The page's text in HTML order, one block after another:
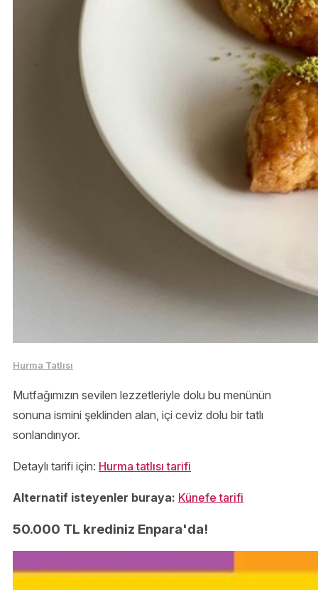
Hurma Tatlısı
Mutfağımızın sevilen lezzetleriyle dolu bu menünün
sonuna ismini şeklinden alan, içi ceviz dolu bir tatlı
sonlandırıyor.
Detaylı tarifi için: Hurma tatlısı tarifi
Alternatif isteyenler buraya: Künefe tarifi
50.000 TL krediniz Enpara'da!